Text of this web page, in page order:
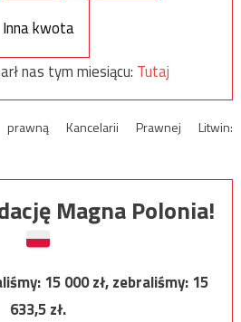
Inna kwota
nas tym miesiącu: Tutaj
Kancelarii Prawnej Litwin:
Magna Polonia!
15 000zł, zebraliśmy:15
633,5zł.